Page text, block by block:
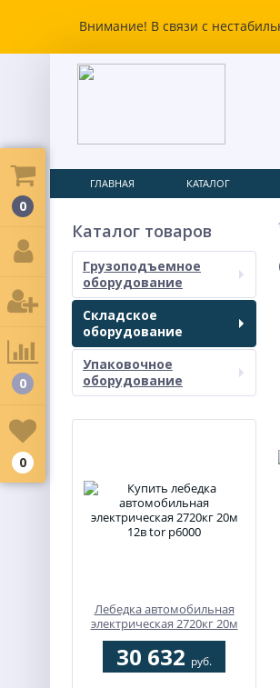
Внимание! В связи с
ГЛАВНАЯ КАТАЛОГ
Каталог товаров
Грузоподъемное
оборудование
Складское
оборудование
Упаковочное
оборудование
Лебедка автомобильная
электрическая 2720кг 20м
12В TOR P6000
30 632 руб.
0
0
0